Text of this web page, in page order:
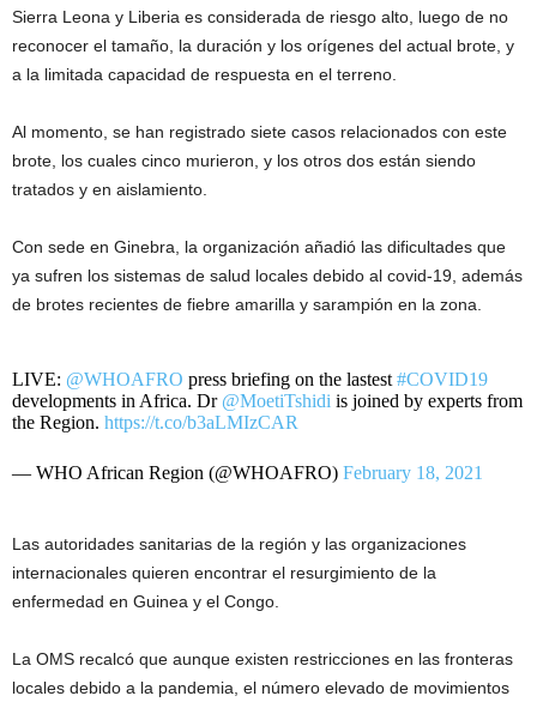
Sierra Leona y Liberia es considerada de riesgo alto, luego de no
reconocer el tamaño, la duración y los orígenes del actual brote, y
a la limitada capacidad de respuesta en el terreno.
Al momento, se han registrado siete casos relacionados con este
brote, los cuales cinco murieron, y los otros dos están siendo
tratados y en aislamiento.
Con sede en Ginebra, la organización añadió las dificultades que
ya sufren los sistemas de salud locales debido al covid-19, además
de brotes recientes de fiebre amarilla y sarampión en la zona.
LIVE: @WHOAFRO press briefing on the lastest #COVID19
developments in Africa. Dr @MoetiTshidi is joined by experts from
the Region. https://t.co/b3aLMIzCAR
— WHO African Region (@WHOAFRO) February 18, 2021
Las autoridades sanitarias de la región y las organizaciones
internacionales quieren encontrar el resurgimiento de la
enfermedad en Guinea y el Congo.
La OMS recalcó que aunque existen restricciones en las fronteras
locales debido a la pandemia, el número elevado de movimientos